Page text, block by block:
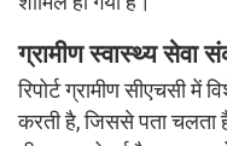
ग्रामीण स्वास्थ्य सेवा
रिपोर्ट ग्रामीण सीएचसी में
करती है, जिससे पता चलता